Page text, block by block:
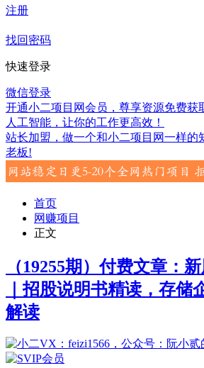
注册
找回密码
快速登录
微信登录
开通小二项目网会员，尊享资源免费获
人工智能，让你的工作更高效！
站长加盟，做一个和小二项目网一样的
老板!
首页
网赚项目
正文
（19255期）付费文章：
｜招股说明书精读，存储
解读